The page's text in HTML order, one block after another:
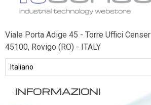
Viale Porta Adige 45 - Torre Uffici Censer
45100, Rovigo (RO) - ITALY
INFORMAZIONI